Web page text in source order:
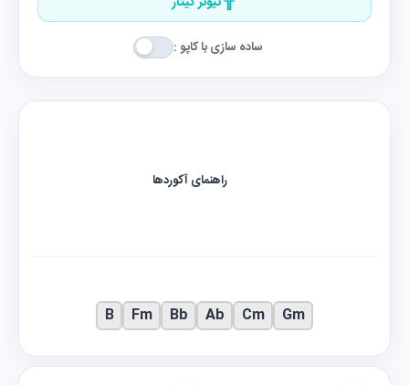
ساده سازی با کاپو :
راهنمای آکوردها
Gm
Cm
Ab
Bb
Fm
B